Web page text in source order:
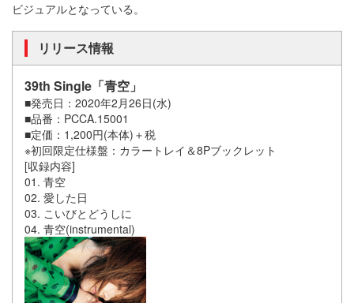
ビジュアルとなっている。
リリース情報
39th Single「青空」
■発売日：2020年2月26日(水)
■品番：PCCA.15001
■定価：1,200円(本体)＋税
※初回限定仕様盤：カラートレイ＆8Pブックレット
[収録内容]
01. 青空
02. 愛した日
03. こいびとどうしに
04. 青空(instrumental)